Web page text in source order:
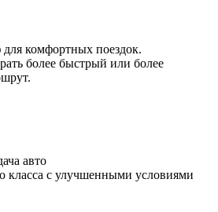
комфортных поездок.
более быстрый или более
авто
с улучшенными условиями